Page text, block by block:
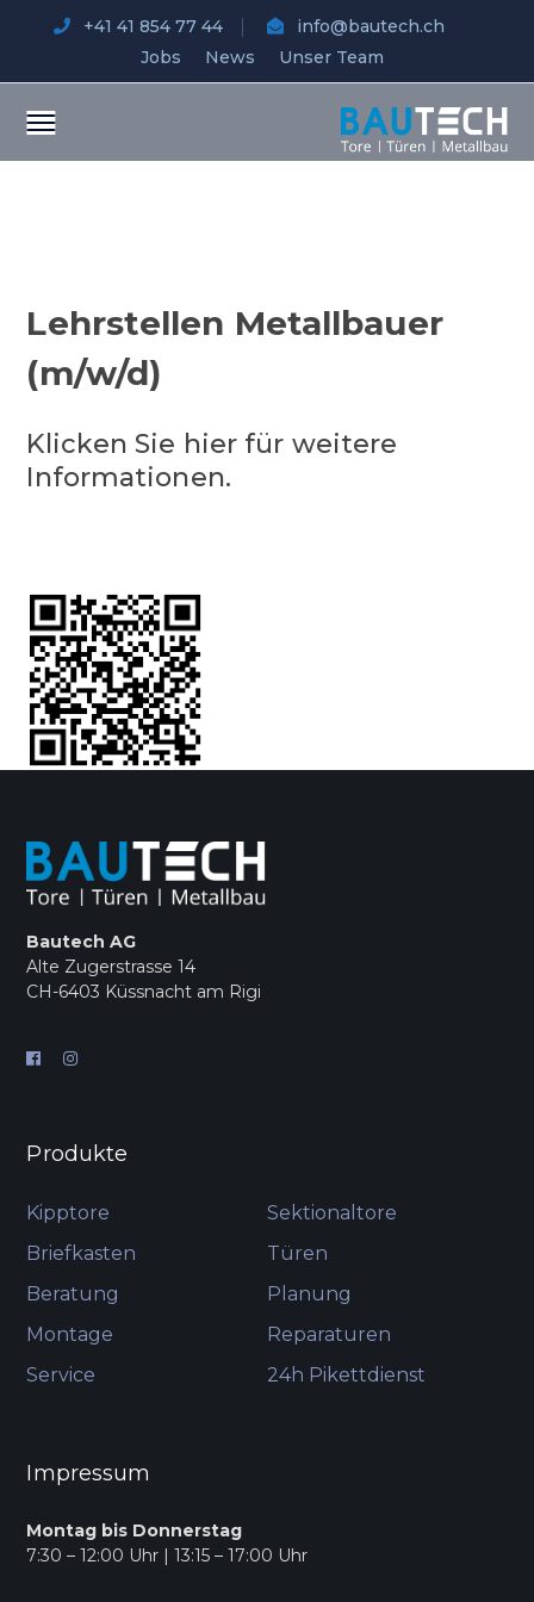
+41 41 854 77 44
info@bautech.ch
Jobs
News Unser Team
Lehrstellen Metallbauer
(m/w/d)
Klicken Sie hier für weitere
Informationen.
Bautech AG
Alte Zugerstrasse 14
CH-6403 Küssnacht am Rigi
Produkte
Kipptore
Sektionaltore
Briefkasten
Türen
Beratung
Planung
Montage
Reparaturen
Service
24h Pikettdienst
Impressum
Montag bis Donnerstag
7:30 – 12:00 Uhr | 13:15 – 17:00 Uhr